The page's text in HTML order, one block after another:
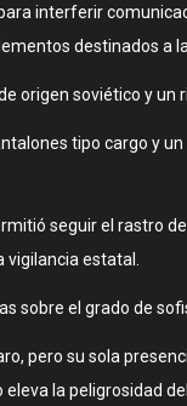
interferir
destinados a
origen soviético y
tipo cargo y
seguir el
estatal.
sobre el grado de
pero su sola
la peligrosidad del